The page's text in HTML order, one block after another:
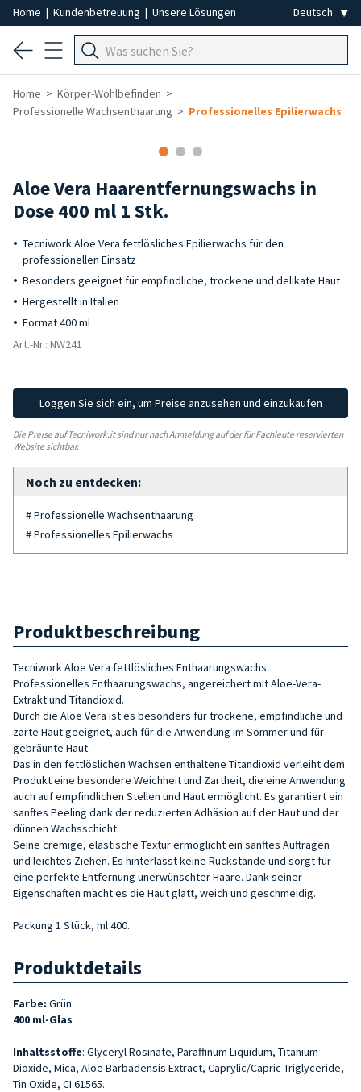
Home | Kundenbetreuung | Unsere Lösungen
Home
Körper-Wohlbefinden
Professionelle Wachsenthaarung
Professionelles Epilierwachs
Aloe Vera Haarentfernungswachs in
Dose 400 ml 1 Stk.
Tecniwork Aloe Vera fettlösliches Epilierwachs für den
professionellen Einsatz
Besonders geeignet für empfindliche, trockene und delikate Haut
Hergestellt in Italien
Format 400 ml
Art.-Nr.: NW241
Loggen Sie sich ein, um Preise anzusehen und einzukaufen
Die Preise auf Tecniwork.it sind nur nach Anmeldung auf der für Fachleute reservierten
Website sichtbar.
Noch zu entdecken:
# Professionelle Wachsenthaarung
# Professionelles Epilierwachs
Produktbeschreibung
Tecniwork Aloe Vera fettlösliches Enthaarungswachs.
Professionelles Enthaarungswachs, angereichert mit Aloe-Vera-
Extrakt und Titandioxid.
Durch die Aloe Vera ist es besonders für trockene, empfindliche und
zarte Haut geeignet, auch für die Anwendung im Sommer und für
gebräunte Haut.
Das in den fettlöslichen Wachsen enthaltene Titandioxid verleiht dem
Produkt eine besondere Weichheit und Zartheit, die eine Anwendung
auch auf empfindlichen Stellen und Haut ermöglicht. Es garantiert ein
sanftes Peeling dank der reduzierten Adhäsion auf der Haut und der
dünnen Wachsschicht.
Seine cremige, elastische Textur ermöglicht ein sanftes Auftragen
und leichtes Ziehen. Es hinterlässt keine Rückstände und sorgt für
eine perfekte Entfernung unerwünschter Haare. Dank seiner
Eigenschaften macht es die Haut glatt, weich und geschmeidig.
Packung 1 Stück, ml 400.
Produktdetails
Farbe: Grün
400 ml-Glas
Inhaltsstoffe: Glyceryl Rosinate, Paraffinum Liquidum, Titanium
Dioxide, Mica, Aloe Barbadensis Extract, Caprylic/Capric Triglyceride,
Tin Oxide, CI 61565.